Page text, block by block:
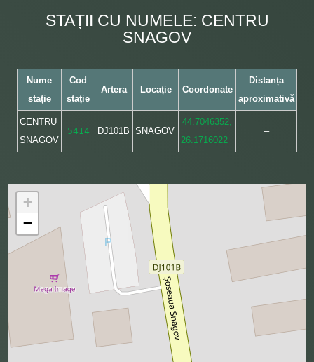
STAȚII CU NUMELE: CENTRU
SNAGOV
Nume
stație
Cod
stație
Artera Locație Coordonate
Distanța
aproximativă
CENTRU
SNAGOV
5414 DJ101B SNAGOV
44.7046352,
26.1716022
–
+
−